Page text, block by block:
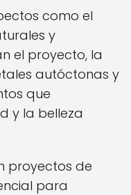
como el
y
el proyecto, la
autóctonas y
que
y la belleza
proyectos de
para